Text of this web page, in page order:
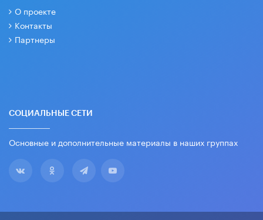
О проекте
Контакты
Партнеры
СОЦИАЛЬНЫЕ СЕТИ
Основные и дополнительные материалы в наших группах